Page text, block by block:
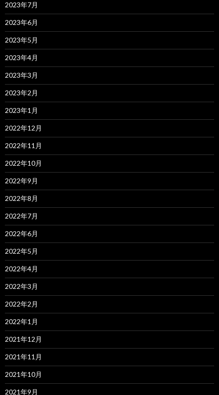
2023年7月
2023年6月
2023年5月
2023年4月
2023年3月
2023年2月
2023年1月
2022年12月
2022年11月
2022年10月
2022年9月
2022年8月
2022年7月
2022年6月
2022年5月
2022年4月
2022年3月
2022年2月
2022年1月
2021年12月
2021年11月
2021年10月
2021年9月